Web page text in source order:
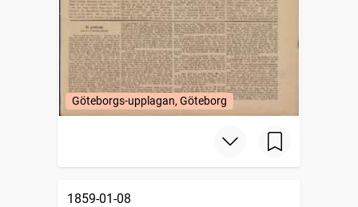
Göteborgs-upplagan, Göteborg
1859-01-08